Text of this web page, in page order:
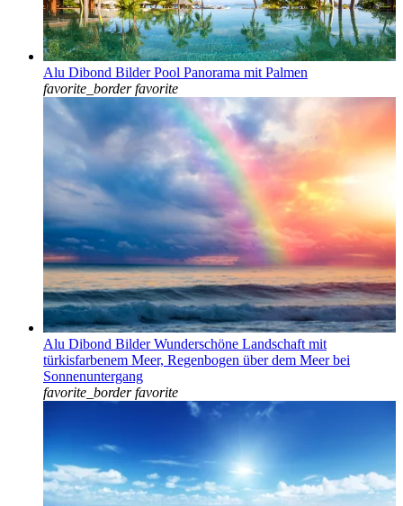
Alu Dibond Bilder Pool Panorama mit Palmen
favorite_border favorite
Alu Dibond Bilder Wunderschöne Landschaft mit
türkisfarbenem Meer, Regenbogen über dem Meer bei
Sonnenuntergang
favorite_border favorite